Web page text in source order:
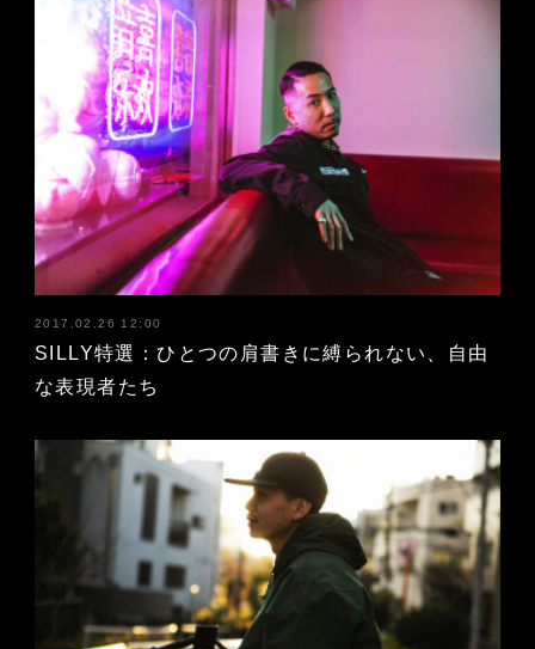
2017.02.26 12:00
SILLY特選：ひとつの肩書きに縛られない、自由
な表現者たち